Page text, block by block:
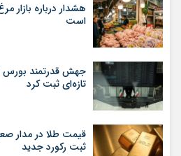
هشدار درباره بازار
است
جهش قدرتمند بورس
تازه‌ای ثبت کرد
قیمت طلا در مدار
ثبت رکورد جدید